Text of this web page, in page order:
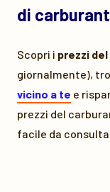
di
Scopri i prezzi
giornalmente),
vicino a te e
prezzi del
facile da